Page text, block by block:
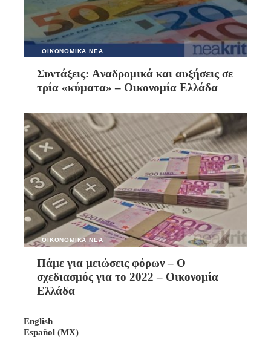
ΟΙΚΟΝΟΜΙΚΑ ΝΕΑ
Συντάξεις: Aναδρομικά και αυξήσεις σε
τρία «κύματα» – Οικονομία Ελλάδα
ΟΙΚΟΝΟΜΙΚΑ ΝΕΑ
Πάμε για μειώσεις φόρων – Ο
σχεδιασμός για το 2022 – Οικονομία
Ελλάδα
English
Español (MX)